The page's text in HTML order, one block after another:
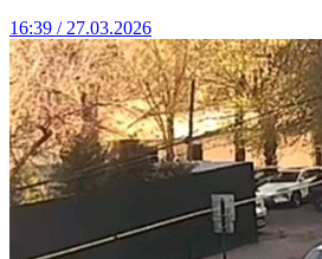
16:39 / 27.03.2026